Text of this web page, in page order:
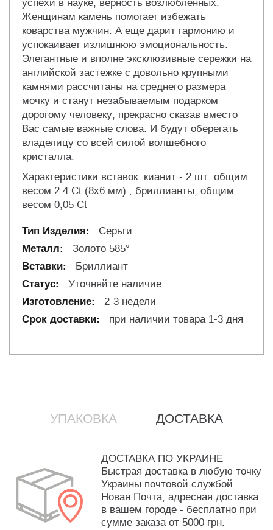
успехи в науке, верность возлюбленных.
Женщинам камень помогает избежать
коварства мужчин. А еще дарит гармонию и
успокаивает излишнюю эмоциональность.
Элегантные и вполне эксклюзивные сережки на
английской застежке с довольно крупными
камнями рассчитаны на среднего размера
мочку и станут незабываемым подарком
дорогому человеку, прекрасно сказав вместо
Вас самые важные слова. И будут оберегать
владелицу со всей силой волшебного
кристалла.
Характеристики вставок: кианит - 2 шт. общим
весом 2.4 Ct (8х6 мм) ; бриллианты, общим
весом 0,05 Ct
Серьги
Золото 585°
Бриллиант
Уточняйте наличие
2-3 недели
при наличии товара 1-3 дня
УПАКОВКА ДОСТАВКА
ДОСТАВКА ПО УКРАИНЕ
Быстрая доставка в любую точку
Украины почтовой службой
Новая Почта, адресная доставка
в вашем городе - бесплатно при
сумме заказа от 5000 грн.